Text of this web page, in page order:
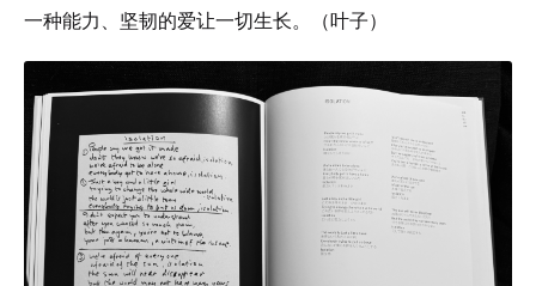
一种能力、坚韧的爱让一切生长。（叶子）